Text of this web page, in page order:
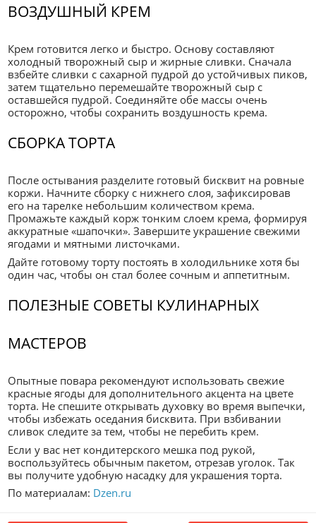
ВОЗДУШНЫЙ КРЕМ
Крем готовится легко и быстро. Основу составляют
холодный творожный сыр и жирные сливки. Сначала
взбейте сливки с сахарной пудрой до устойчивых пиков,
затем тщательно перемешайте творожный сыр с
оставшейся пудрой. Соединяйте обе массы очень
осторожно, чтобы сохранить воздушность крема.
СБОРКА ТОРТА
После остывания разделите готовый бисквит на ровные
коржи. Начните сборку с нижнего слоя, зафиксировав
его на тарелке небольшим количеством крема.
Промажьте каждый корж тонким слоем крема, формируя
аккуратные «шапочки». Завершите украшение свежими
ягодами и мятными листочками.
Дайте готовому торту постоять в холодильнике хотя бы
один час, чтобы он стал более сочным и аппетитным.
ПОЛЕЗНЫЕ СОВЕТЫ КУЛИНАРНЫХ
МАСТЕРОВ
Опытные повара рекомендуют использовать свежие
красные ягоды для дополнительного акцента на цвете
торта. Не спешите открывать духовку во время выпечки,
чтобы избежать оседания бисквита. При взбивании
сливок следите за тем, чтобы не перебить крем.
Если у вас нет кондитерского мешка под рукой,
воспользуйтесь обычным пакетом, отрезав уголок. Так
вы получите удобную насадку для украшения торта.
По материалам: Dzen.ru